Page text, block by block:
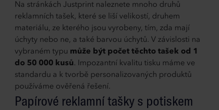
Na stránkách Justprint naleznete mnoho druhů
reklamních tašek, které se liší velikostí, druhem
materiálu, ze kterého jsou vyrobeny, tím, zda mají
úchyty nebo ne, a také barvou úchytů. V závislosti na
vybraném typu může být počet těchto tašek od 1
do 50 000 kusů. Impozantní kvalitu tisku máme ve
standardu a k tvorbě personalizovaných produktů
používáme ověřená řešení.
Papírové reklamní tašky s potiskem